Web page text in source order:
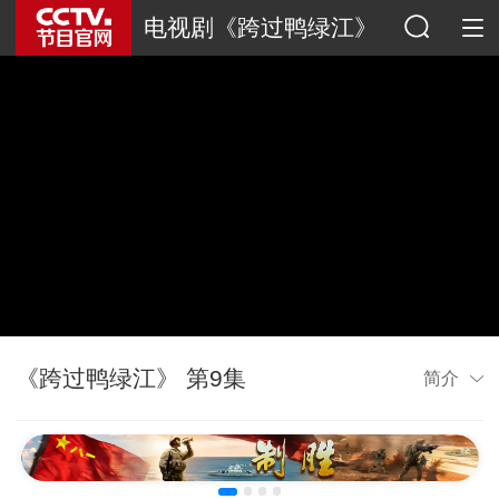
电视剧《跨过鸭绿江》
《跨过鸭绿江》 第9集 简介